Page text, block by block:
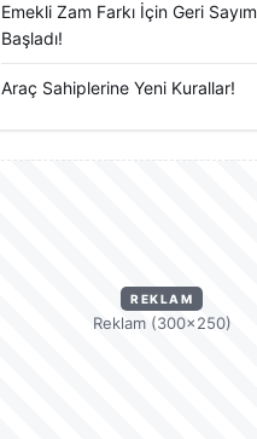
Emekli Zam Farkı İçin Geri Sayım
Başladı!
Araç Sahiplerine Yeni Kurallar!
REKLAM
Reklam (300×250)